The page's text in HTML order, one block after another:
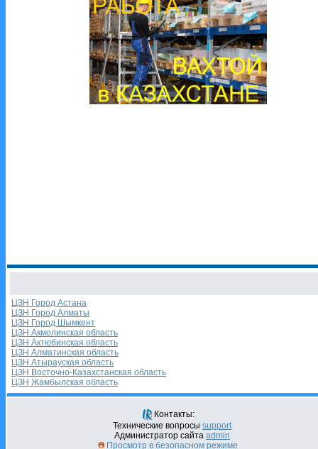
ЦЗН Город Астана
ЦЗН Город Алматы
ЦЗН Город Шымкент
ЦЗН Акмолинская область
ЦЗН Актюбинская область
ЦЗН Алматинская область
ЦЗН Атырауская область
ЦЗН Восточно-Казахстанская область
ЦЗН Жамбылская область
Контакты:
Технические вопросы support
Администратор сайта admin
Просмотр в безопасном режиме